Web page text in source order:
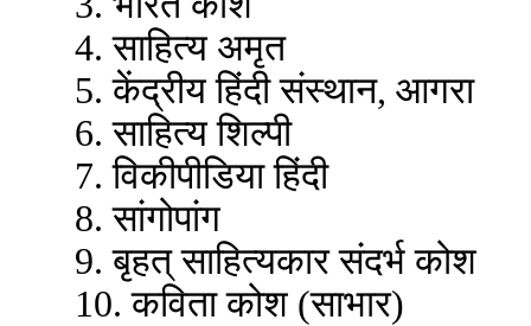
4. साहित्य अमृत
5. केंद्रीय हिंदी संस्थान, आगरा
6. साहित्य शिल्पी
7. विकीपीडिया हिंदी
8. सांगोपांग
9. बृहत् साहित्यकार संदर्भ कोश
10. कविता कोश (साभार)